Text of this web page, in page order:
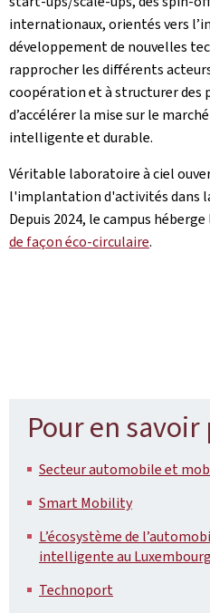
internationaux, orientés vers
développement de nouvelles
rapprocher les différents
coopération et à structurer
d’accélérer la mise sur le
intelligente et durable.
Véritable laboratoire à ciel
l'implantation d'activités dans
Depuis 2024, le campus héberge
de façon éco-circulaire.
Pour en savoir
Secteur automobile et
Smart Mobility
L’écosystème de
intelligente au
Technoport